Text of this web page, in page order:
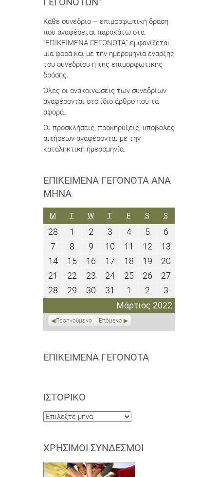
Κάθε συνέδριο – επιμορφωτική δράση
που αναφέρεται παρακάτω στα
“ΕΠΙΚΕΙΜΕΝΑ ΓΕΓΟΝΟΤΑ” εμφανίζεται
μία φορά και με την ημερομηνία έναρξης
του συνεδρίου ή της επιμορφωτικής
δράσης.
Όλες οι ανακοινώσεις των συνεδρίων
αναφέρονται στο ίδιο άρθρο που τα
αφορά.
Οι προσκλήσεις, προκηρύξεις, υποβολές
αιτήσεων αναφέρονται με την
καταληκτική ημερομηνία.
ΕΠΙΚΕΊΜΕΝΑ ΓΕΓΟΝΌΤΑ ΑΝΆ
ΜΉΝΑ
Μάρτιος 2022
M ΔΕΥΤΈΡΑ
TΤΡΊΤΗ
WΤΕΤΆΡΤΗ
TΠΈΜΠΤΗ
FΠΑΡΑΣΚΕΥΉ
SΣΆΒΒΑΤΟ
SΚΥΡΙΑΚΉ
28
Φεβρουαρίου
2022
1
Μαρτίου
2022
2
Μαρτίου
2022
3
Μαρτίου
2022
44
Μαρτίου
2022
55
Μαρτίου
2022
66
Μαρτίου
2022
7
Μαρτίου
2022
8
Μαρτίου
2022
9
Μαρτίου
2022
10
Μαρτίου
2022
11
Μαρτίου
2022
1212
Μαρτίου
2022
1313
2022
1414
Μαρτίου
2022
1515
Μαρτίου
2022
16
Μαρτίου
2022
17
Μαρτίου
2022
1818
Μαρτίου
2022
1919
Μαρτίου
2022
2020
Μαρτίου
21
Μαρτίου
2022
22
Μαρτίου
2022
23
Μαρτίου
2022
2424
Μαρτίου
2022
2525
Μαρτίου
2022
2626
Μαρτίου
2022
2727
2022
28
Μαρτίου
29
Μαρτίου
30
Μαρτίου
31
Μαρτίου
2022
1
Απριλίου
2022
22
Απριλίου
2022
33
Απριλίου
2022
Προηγούμενο Επόμενο
ΕΠΙΚΕΊΜΕΝΑ ΓΕΓΟΝΌΤΑ
ΙΣΤΟΡΙΚΌ
Ιστορικό
ΧΡΉΣΙΜΟΙ ΣΎΝΔΕΣΜΟΙ